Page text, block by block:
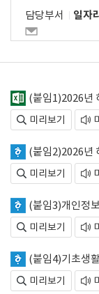
담당부서
일자
(붙임1)2026년
미리보기
(붙임2)2026년
미리보기
(붙임3)개인정
미리보기
(붙임4)기초생
미리보기